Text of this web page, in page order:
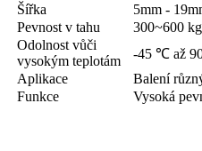
Šířka
5mm -
Pevnost v tahu
300~600 kg
Odolnost vůči
vysokým teplotám
-45 ℃ až
Aplikace
Balení
Funkce
Vysoká